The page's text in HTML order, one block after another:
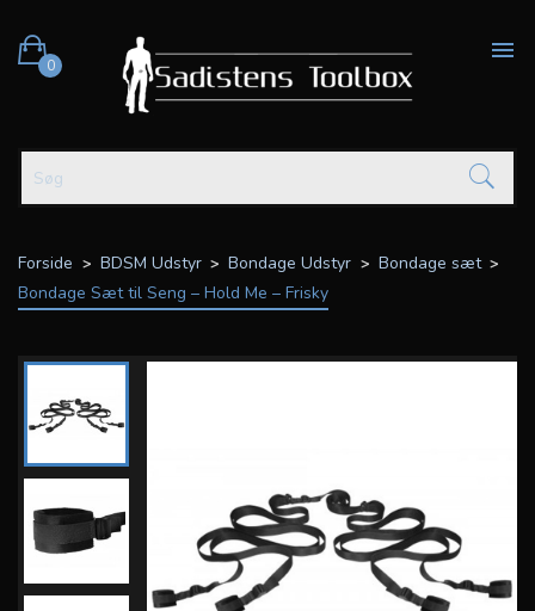
0

Forside BDSM Udstyr Bondage Udstyr
Bondage sæt
Bondage Sæt til Seng – Hold Me – Frisky